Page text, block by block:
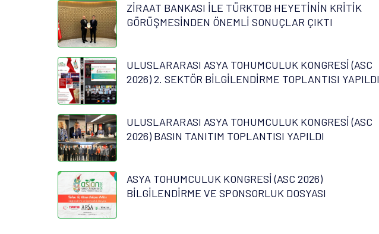
ZİRAAT BANKASI İLE TÜRKTOB HEYETİNİN KRİTİK
GÖRÜŞMESİNDEN ÖNEMLİ SONUÇLAR ÇIKTI
ULUSLARARASI ASYA TOHUMCULUK KONGRESİ (ASC
2026) 2. SEKTÖR BİLGİLENDİRME TOPLANTISI YAPILDI
ULUSLARARASI ASYA TOHUMCULUK KONGRESİ (ASC
2026) BASIN TANITIM TOPLANTISI YAPILDI
ASYA TOHUMCULUK KONGRESİ (ASC 2026)
BİLGİLENDİRME VE SPONSORLUK DOSYASI